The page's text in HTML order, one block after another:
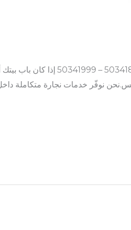
اتصل أو واتساب: 50341888 – 50341999 إذا
نوفّر خدمات نجارة متكاملة